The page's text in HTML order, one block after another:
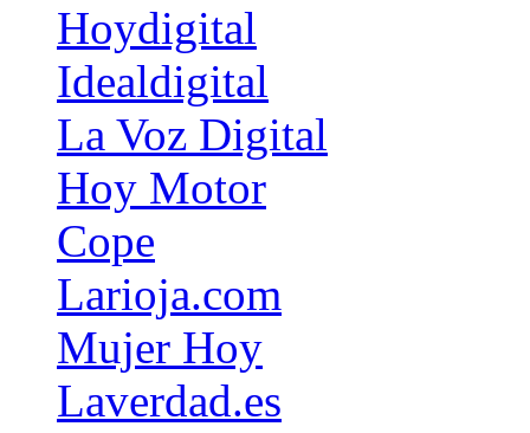
Hoydigital
Idealdigital
La Voz Digital
Hoy Motor
Cope
Larioja.com
Mujer Hoy
Laverdad.es